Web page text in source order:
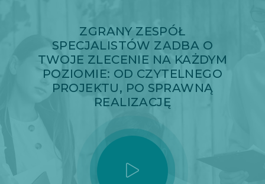
ZGRANY ZESPÓŁ
SPECJALISTÓW ZADBA O
TWOJE ZLECENIE NA KAŻDYM
POZIOMIE: OD CZYTELNEGO
PROJEKTU, PO SPRAWNĄ
REALIZACJĘ